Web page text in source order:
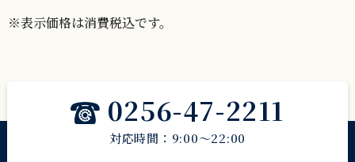
※表示価格は消費税込です。
0256-47-2211
対応時間：9:00～22:00